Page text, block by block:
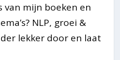
van mijn boeken en
NLP, groei &
lekker door en laat